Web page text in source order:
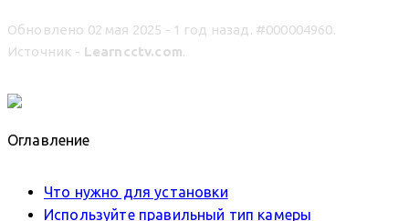
Обновлено 02 мая 2025 - 1 год назад. #000004960.
Источник - Learncctv.com.
Оглавление
Что нужно для установки
Используйте правильный тип камеры